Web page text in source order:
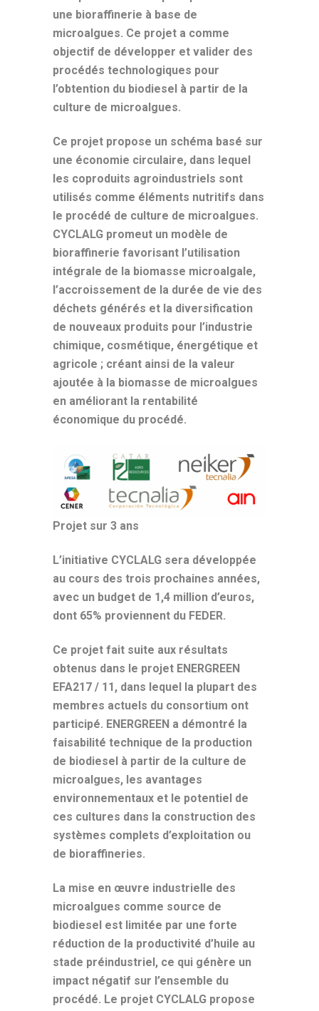
une bioraffinerie à base de
microalgues. Ce projet a comme
objectif de développer et valider des
procédés technologiques pour
l’obtention du biodiesel à partir de la
culture de microalgues.
Ce projet propose un schéma basé sur
une économie circulaire, dans lequel
les coproduits agroindustriels sont
utilisés comme éléments nutritifs dans
le procédé de culture de microalgues.
CYCLALG promeut un modèle de
bioraffinerie favorisant l’utilisation
intégrale de la biomasse microalgale,
l’accroissement de la durée de vie des
déchets générés et la diversification
de nouveaux produits pour l’industrie
chimique, cosmétique, énergétique et
agricole ; créant ainsi de la valeur
ajoutée à la biomasse de microalgues
en améliorant la rentabilité
économique du procédé.
Projet sur 3 ans
L’initiative CYCLALG sera développée
au cours des trois prochaines années,
avec un budget de 1,4 million d’euros,
dont 65% proviennent du FEDER.
Ce projet fait suite aux résultats
obtenus dans le projet ENERGREEN
EFA217 / 11, dans lequel la plupart des
membres actuels du consortium ont
participé. ENERGREEN a démontré la
faisabilité technique de la production
de biodiesel à partir de la culture de
microalgues, les avantages
environnementaux et le potentiel de
ces cultures dans la construction des
systèmes complets d’exploitation ou
de bioraffineries.
La mise en œuvre industrielle des
microalgues comme source de
biodiesel est limitée par une forte
réduction de la productivité d’huile au
stade préindustriel, ce qui génère un
impact négatif sur l’ensemble du
procédé. Le projet CYCLALG propose